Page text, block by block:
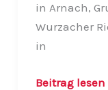
in Arnach,
Wurzacher
in
AOK-
Beitrag lesen